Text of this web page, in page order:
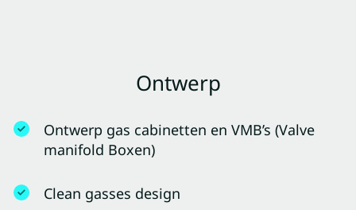
Ontwerp
Ontwerp gas cabinetten en VMB’s (Valve
manifold Boxen)
Clean gasses design